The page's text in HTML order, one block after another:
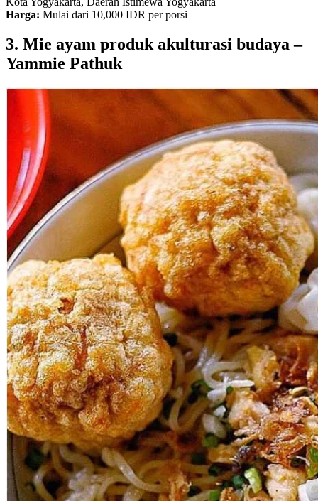
Harga: Mulai dari 10,000 IDR per porsi
3. Mie ayam produk akulturasi budaya –
Yammie Pathuk